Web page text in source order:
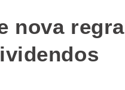
nova regra